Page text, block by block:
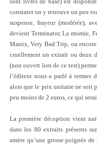
constater on y retrouve un peu
suspense, frayeur (modérée),
devient Terminator, La momie,
Matrix, Very Bad Trip, ou
cruellement un extrait ou deux
(non ouvert lors de ce test)
l’éditeur nous a parlé à termes
alors que le prix unitaire ne soit
peu moins de 2 euros, ce qui
La première déception vient
dans les 80 extraits présents
amère qu’une grosse poignée